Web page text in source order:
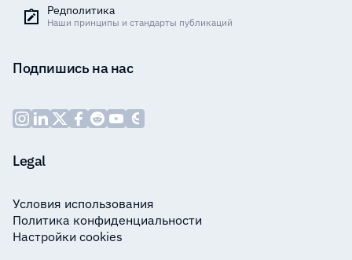
Редполитика
Наши принципы и стандарты публикаций
Подпишись на нас
Legal
Условия использования
Политика конфиденциальности
Настройки cookies